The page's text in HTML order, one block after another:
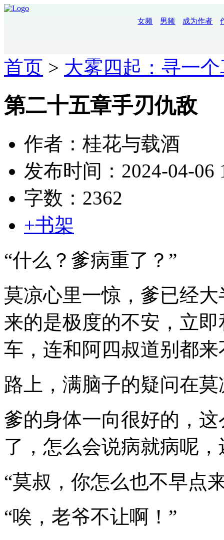
女频 男频 成为作者
首页 > 大雾四起：寻一
第二十五章手刃仇敌
作者：桂花与载酒
发布时间：2024-04-06
字数：2362
+书架
“什么？爹病重了？”
莫凉心里一惊，爹已经
来的是极度的不安，立
车，连和阿四叔道别都来
路上，满脑子的疑问在
爹的身体一向很好的，
了，怎么会说病就病呢
“莫叔，你怎么也不早点
“唉，老爷不让啊！”